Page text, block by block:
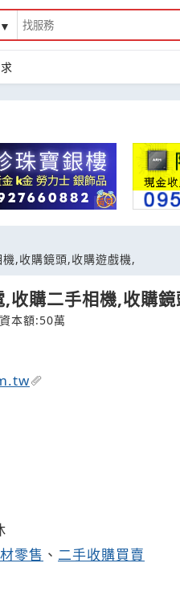
,收購鏡頭,收購遊戲機,
收購二手相機,收購
資本額:50萬
零售 、 二手收購買賣